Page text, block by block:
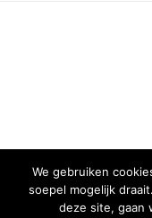
We gebruiken
soepel mogelijk
deze site, gaan